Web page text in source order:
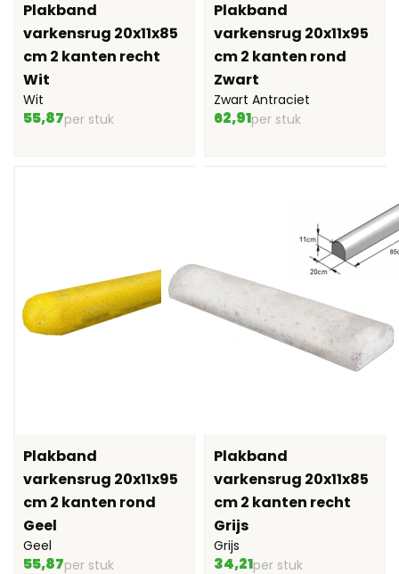
Plakband
varkensrug 20x11x85
cm 2 kanten recht
Wit
Wit
55,87per stuk
Plakband
varkensrug 20x11x95
cm 2 kanten rond
Zwart
Zwart Antraciet
62,91per stuk
Plakband
varkensrug 20x11x95
cm 2 kanten rond
Geel
Geel
55,87per stuk
Plakband
varkensrug 20x11x85
cm 2 kanten recht
Grijs
Grijs
34,21per stuk